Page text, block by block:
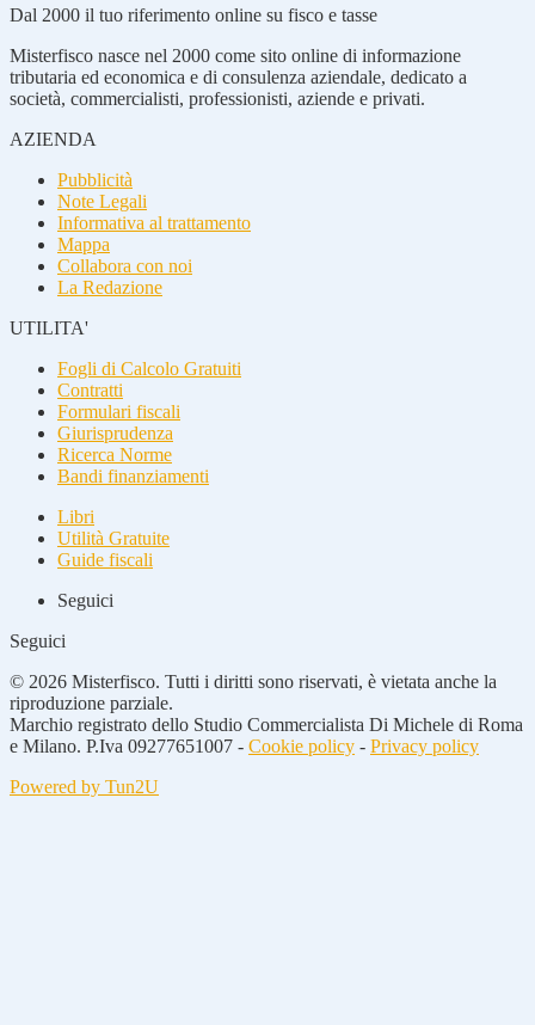
Dal 2000 il tuo riferimento online su fisco e tasse
Misterfisco nasce nel 2000 come sito online di informazione
tributaria ed economica e di consulenza aziendale, dedicato a
società, commercialisti, professionisti, aziende e privati.
AZIENDA
Pubblicità
Note Legali
Informativa al trattamento
Mappa
Collabora con noi
La Redazione
UTILITA'
Fogli di Calcolo Gratuiti
Contratti
Formulari fiscali
Giurisprudenza
Ricerca Norme
Bandi finanziamenti
Libri
Utilità Gratuite
Guide fiscali
Seguici
Seguici
© 2026 Misterfisco. Tutti i diritti sono riservati, è vietata anche la
riproduzione parziale.
Marchio registrato dello Studio Commercialista Di Michele di Roma
e Milano. P.Iva 09277651007 - Cookie policy - Privacy policy
Powered by Tun2U